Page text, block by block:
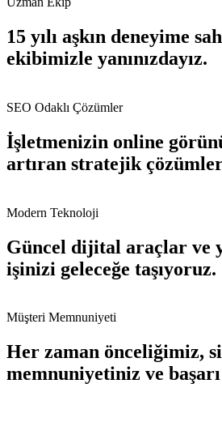
15 yılı aşkın deneyime
ekibimizle yanınızdayız.
SEO Odaklı Çözümler
İşletmenizin online
artıran stratejik
Modern Teknoloji
Güncel dijital araçlar ve
işinizi geleceğe taşıyoruz.
Müşteri Memnuniyeti
Her zaman önceliğimiz,
memnuniyetiniz ve